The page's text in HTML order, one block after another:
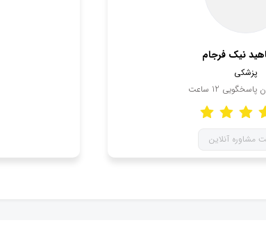
نیک فرجام
پزشکی
پاسخگویی 12 ساعت
مشاوره آنلاین